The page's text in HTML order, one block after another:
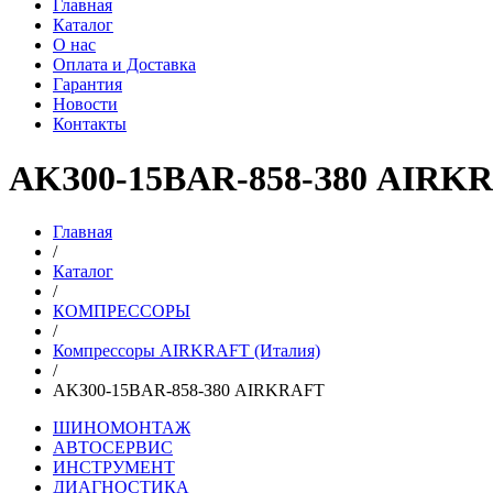
Главная
Каталог
О нас
Оплата и Доставка
Гарантия
Новости
Контакты
AKЗ00-15BAR-858-З80
Главная
/
Каталог
/
КОМПРЕССОРЫ
/
Компрессоры AIRKRAFT (Италия)
/
AKЗ00-15BAR-858-З80 AIRKRAFT
ШИНОМОНТАЖ
АВТОСЕРВИС
ИНСТРУМЕНТ
ДИАГНОСТИКА